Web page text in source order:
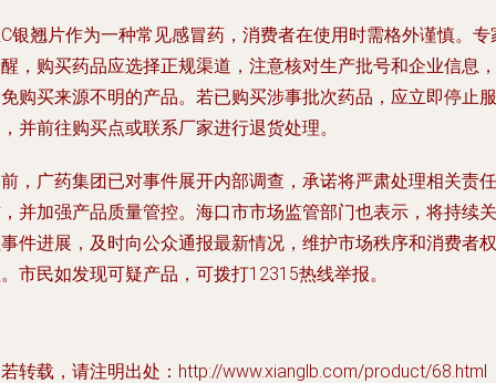
银翘片作为一种常见感冒药，消费者在使用时需格外谨慎。专
，购买药品应选择正规渠道，注意核对生产批号和企业信息，
购买来源不明的产品。若已购买涉事批次药品，应立即停止服
并前往购买点或联系厂家进行退货处理。
，广药集团已对事件展开内部调查，承诺将严肃处理相关责任
并加强产品质量管控。海口市市场监管部门也表示，将持续关
件进展，及时向公众通报最新情况，维护市场秩序和消费者权
市民如发现可疑产品，可拨打12315热线举报。
转载，请注明出处：http://www.xianglb.com/product/68.html